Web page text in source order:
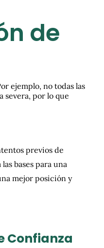
de
ejemplo, no todas las
severa, por lo que
previos de
bases para una
mejor posición y
Confianza